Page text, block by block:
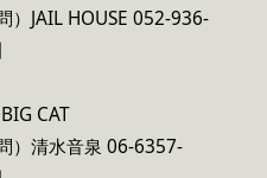
）JAIL HOUSE 052-936-
CAT
）清水音泉 06-6357-